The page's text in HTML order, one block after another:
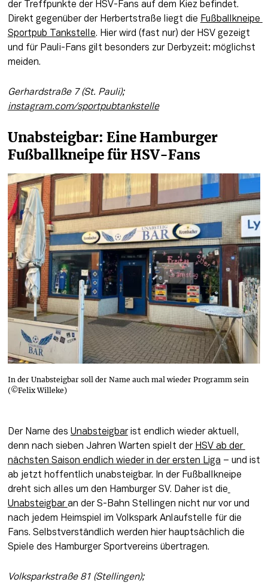
der Treffpunkte der HSV-Fans auf dem Kiez befindet.
Direkt gegenüber der Herbertstraße liegt die Fußballkneipe
Sportpub Tankstelle. Hier wird (fast nur) der HSV gezeigt
und für Pauli-Fans gilt besonders zur Derbyzeit: möglichst
meiden.
Gerhardstraße 7 (St. Pauli);
instagram.com/sportpubtankstelle
Unabsteigbar: Eine Hamburger
Fußballkneipe für HSV-Fans
In der Unabsteigbar soll der Name auch mal wieder Programm sein
(©Felix Willeke)
Der Name des Unabsteigbar ist endlich wieder aktuell,
denn nach sieben Jahren Warten spielt der HSV ab der
nächsten Saison endlich wieder in der ersten Liga – und ist
ab jetzt hoffentlich unabsteigbar. In der Fußballkneipe
dreht sich alles um den Hamburger SV. Daher ist die
Unabsteigbar an der S-Bahn Stellingen nicht nur vor und
nach jedem Heimspiel im Volkspark Anlaufstelle für die
Fans. Selbstverständlich werden hier hauptsächlich die
Spiele des Hamburger Sportvereins übertragen.
Volksparkstraße 81 (Stellingen);